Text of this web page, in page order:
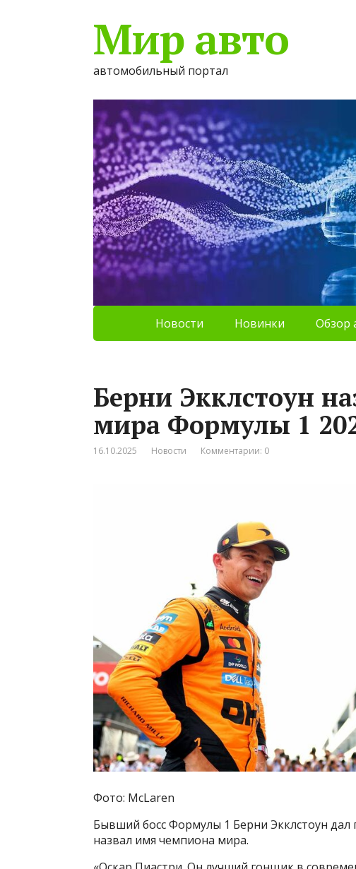
Мир авто
автомобильный портал
Новости Новинки Обзор
Берни Экклстоун
мира Формулы 1
16.10.2025 Новости Комментарии: 0
Фото: McLaren
Бывший босс Формулы 1 Берни Экклстоун дал
назвал имя чемпиона мира.